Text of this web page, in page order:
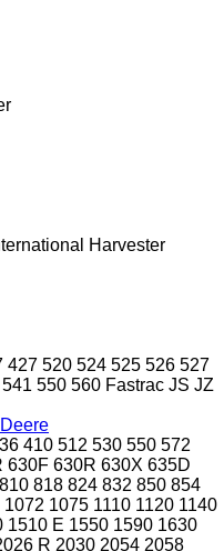
Harvester
427 520 524 525 526 527
541 550 560 Fastrac JS JZ
410 512 530 550 572
630F 630R 630X 635D
810 818 824 832 850 854
1072 1075 1110 1120 1140
1510 E 1550 1590 1630
R 2030 2054 2058